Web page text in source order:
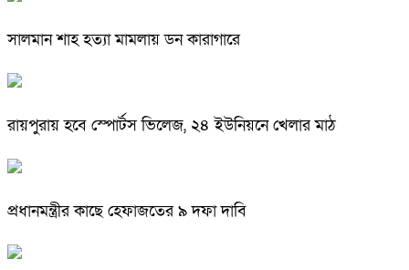
সালমান শাহ হত্যা মামলায় ডন কারাগারে
রায়পুরায় হবে স্পোর্টস ভিলেজ, ২৪ ইউনিয়নে খেলার মাঠ
প্রধানমন্ত্রীর কাছে হেফাজতের ৯ দফা দাবি